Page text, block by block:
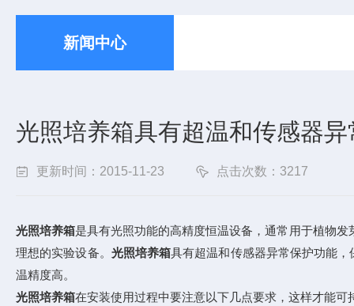
新闻中心
光照培养箱具有超温和传感器
更新时间：2015-11-23 点击次数：3217
光照培养箱是具有光照功能的高精度恒温设备，通常用于植物
理想的实验设备。 光照培养箱具有超温和传感器异常保护功能
温精度高。
光照培养箱在安装使用过程中要注意以下几点要求，这样才能可